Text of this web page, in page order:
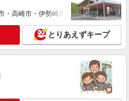
株式会社 31309_p
【アルバイト・パート】
円〜1,200円 試用期間中 時給1,140
用期間2ヶ月) 残業が発生した場
代を1分単位で別途支給します。
メグミルク野田 （千葉県野田市上三ケ尾
1 雪印メグミルク野田内）
詳細を見る
・高崎市・伊勢崎市・太田市・館林市
とりあえずキープ